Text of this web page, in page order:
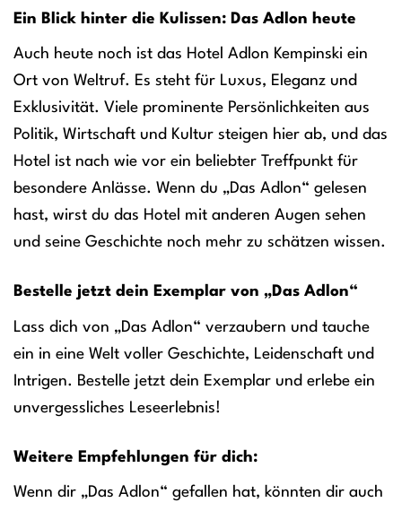
Ein Blick hinter die Kulissen: Das Adlon heute
Auch heute noch ist das Hotel Adlon Kempinski ein
Ort von Weltruf. Es steht für Luxus, Eleganz und
Exklusivität. Viele prominente Persönlichkeiten aus
Politik, Wirtschaft und Kultur steigen hier ab, und das
Hotel ist nach wie vor ein beliebter Treffpunkt für
besondere Anlässe. Wenn du „Das Adlon“ gelesen
hast, wirst du das Hotel mit anderen Augen sehen
und seine Geschichte noch mehr zu schätzen wissen.
Bestelle jetzt dein Exemplar von „Das Adlon“
Lass dich von „Das Adlon“ verzaubern und tauche
ein in eine Welt voller Geschichte, Leidenschaft und
Intrigen. Bestelle jetzt dein Exemplar und erlebe ein
unvergessliches Leseerlebnis!
Weitere Empfehlungen für dich:
Wenn dir „Das Adlon“ gefallen hat, könnten dir auch